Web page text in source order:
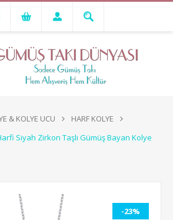
& KOLYE UCU
HARF KOLYE
Siyah Zirkon Taşlı Gümüş Bayan Kolye
-23%